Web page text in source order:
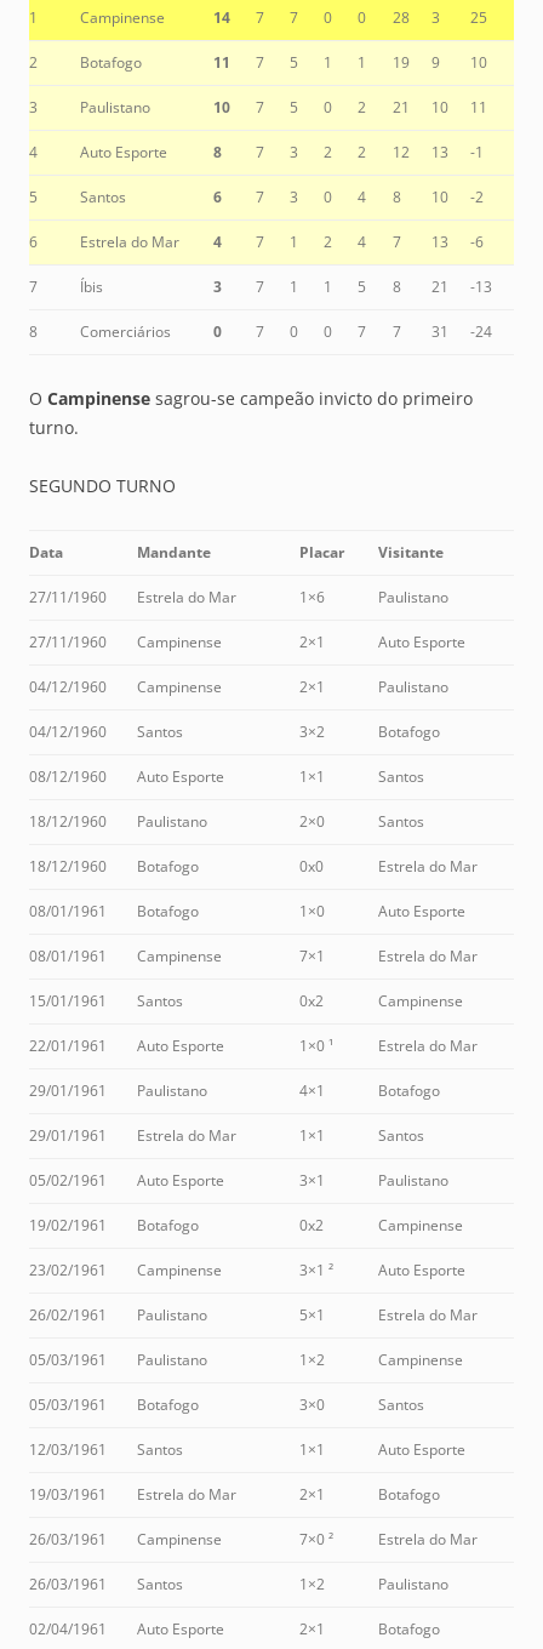
1 Campinense 14 7 7 0 0 28 3 25
2 Botafogo 11 7 5 1 1 19 9 10
3 Paulistano 10 7 5 0 2 21 10 11
4 Auto Esporte 8 7 3 2 2 12 13 -1
5 Santos 6 7 3 0 4 8 10 -2
6 Estrela do Mar 4 7 1 2 4 7 13 -6
7 Íbis 3 7 1 1 5 8 21 -13
8 Comerciários 0 7 0 0 7 7 31 -24
O Campinense sagrou-se campeão invicto do primeiro
turno.
SEGUNDO TURNO
Data Mandante Placar Visitante
27/11/1960 Estrela do Mar 1×6 Paulistano
27/11/1960 Campinense 2×1 Auto Esporte
04/12/1960 Campinense 2×1 Paulistano
04/12/1960 Santos 3×2 Botafogo
08/12/1960 Auto Esporte 1×1 Santos
18/12/1960 Paulistano 2×0 Santos
18/12/1960 Botafogo 0x0 Estrela do Mar
08/01/1961 Botafogo 1×0 Auto Esporte
08/01/1961 Campinense 7×1 Estrela do Mar
15/01/1961 Santos 0x2 Campinense
22/01/1961 Auto Esporte 1×0 ¹ Estrela do Mar
29/01/1961 Paulistano 4×1 Botafogo
29/01/1961 Estrela do Mar 1×1 Santos
05/02/1961 Auto Esporte 3×1 Paulistano
19/02/1961 Botafogo 0x2 Campinense
23/02/1961 Campinense 3×1 ² Auto Esporte
26/02/1961 Paulistano 5×1 Estrela do Mar
05/03/1961 Paulistano 1×2 Campinense
05/03/1961 Botafogo 3×0 Santos
12/03/1961 Santos 1×1 Auto Esporte
19/03/1961 Estrela do Mar 2×1 Botafogo
26/03/1961 Campinense 7×0 ² Estrela do Mar
26/03/1961 Santos 1×2 Paulistano
02/04/1961 Auto Esporte 2×1 Botafogo